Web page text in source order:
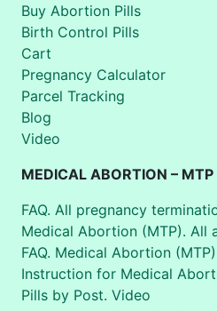
Buy Abortion Pills
Birth Control Pills
Cart
Pregnancy Calculator
Parcel Tracking
Blog
Video
MEDICAL ABORTION – MTP
FAQ. All pregnancy
Medical Abortion (MTP). All
FAQ. Medical Abortion (MTP)
Instruction for Medical
Pills by Post. Video